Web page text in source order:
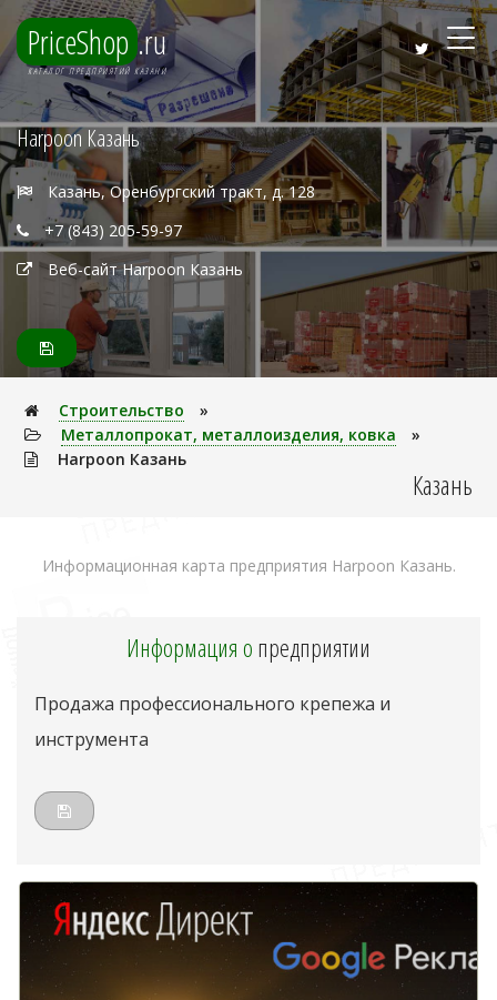
PriceShop .ru
КАТАЛОГ ПРЕДПРИЯТИЙ КАЗАНИ
Harpoon Казань
Казань, Оренбургский тракт, д. 128
+7 (843) 205-59-97
Веб-сайт Harpoon Казань
Строительство
»
Металлопрокат, металлоизделия, ковка
»
Harpoon Казань
Казань
Информационная карта предприятия Harpoon Казань.
Информация опредприятии
Продажа профессионального крепежа и
инструмента